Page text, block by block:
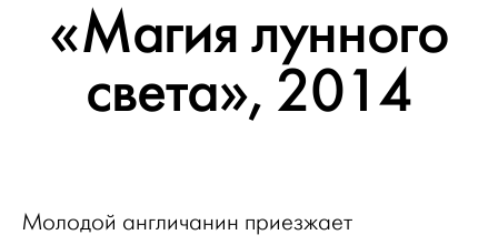
«Магия лунного
света», 2014
Молодой англичанин приезжает